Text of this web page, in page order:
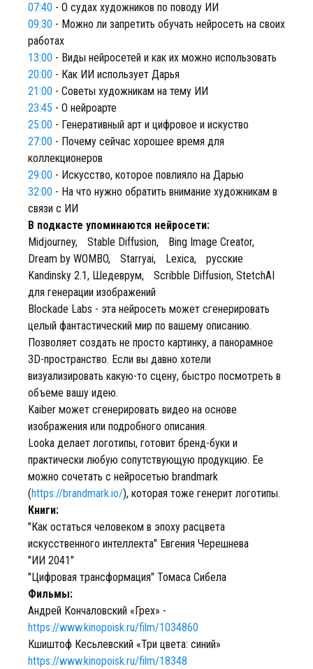
07:40 - О судах художников по поводу ИИ
09:30 - Можно ли запретить обучать нейросеть на своих
работах
13:00 - Виды нейросетей и как их можно использовать
20:00 - Как ИИ использует Дарья
21:00 - Советы художникам на тему ИИ
23:45 - О нейроарте
25:00 - Генеративный арт и цифровое и искуство
27:00 - Почему сейчас хорошее время для
коллекционеров
29:00 - Искусство, которое повлияло на Дарью
32:00 - На что нужно обратить внимание художникам в
связи с ИИ
В подкасте упоминаются нейросети:
Midjourney, Stable Diffusion, Bing Image Creator,
Dream by WOMBO, Starryai, Lexica, русские
Kandinsky 2.1, Шедеврум, Scribble Diffusion, StetchAI
для генерации изображений
Blockade Labs - эта нейросеть может сгенерировать
целый фантастический мир по вашему описанию.
Позволяет создать не просто картинку, а панорамное
3D-пространство. Если вы давно хотели
визуализировать какую-то сцену, быстро посмотреть в
объеме вашу идею.
Kaiber может сгенерировать видео на основе
изображения или подробного описания.
Looka делает логотипы, готовит бренд-буки и
практически любую сопутствующую продукцию. Ее
можно сочетать с нейросетью brandmark
(https://brandmark.io/), которая тоже генерит логотипы.
Книги:
"Как остаться человеком в эпоху расцвета
искусственного интеллекта" Евгения Черешнева
"ИИ 2041"
"Цифровая трансформация" Томаса Сибела
Фильмы:
Андрей Кончаловский «Грех» -
https://www.kinopoisk.ru/film/1034860
Кшиштоф Кесьлевский «Три цвета: синий»
https://www.kinopoisk.ru/film/18348